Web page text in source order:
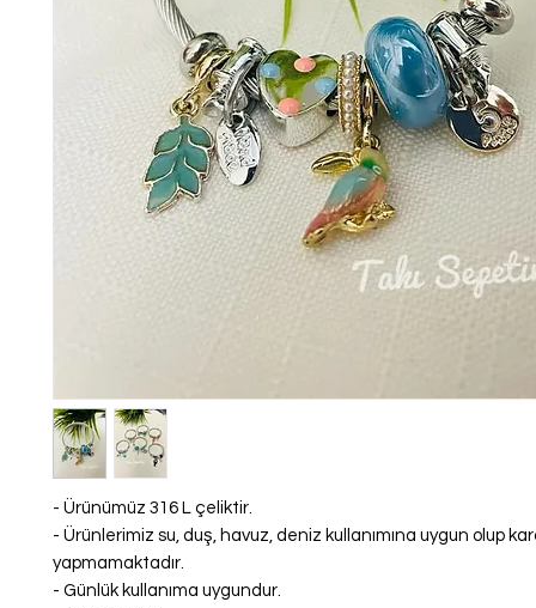
- Ürünümüz 316 L çeliktir.
- Ürünlerimiz su, duş, havuz, deniz kullanımına uygun olup
yapmamaktadır.
- Günlük kullanıma uygundur.